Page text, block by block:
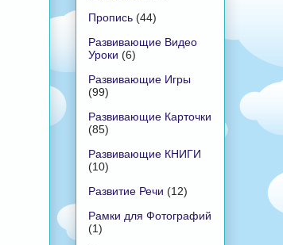
Пропись (44)
Развивающие Видео
Уроки (6)
Развивающие Игры
(99)
Развивающие Карточки
(85)
Развивающие КНИГИ
(10)
Развитие Речи (12)
Рамки для Фотографий
(1)